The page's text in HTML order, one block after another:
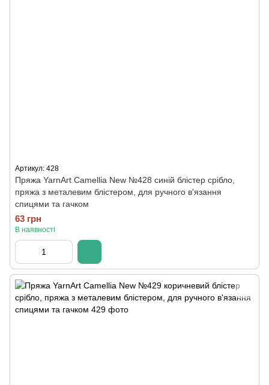
Артикул: 428
Пряжа YarnArt Camellia New №428 синій блістер срібло,
пряжа з металевим блістером, для ручного в'язання
спицями та гачком
63 грн
В наявності